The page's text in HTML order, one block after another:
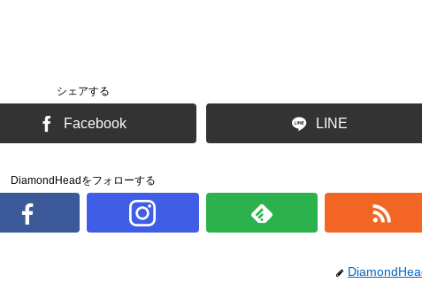
シェアする
Facebook LINE
DiamondHeadをフォローする